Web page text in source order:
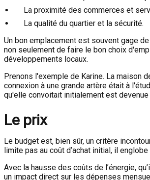
La proximité des commerces et
La qualité du quartier et la sécurité.
Un bon emplacement est souvent gage
non seulement de faire le bon choix
développements locaux.
Prenons l'exemple de Karine. La maison
connexion à une grande artère était à
qu'elle convoitait initialement est
Le prix
Le budget est, bien sûr, un critère
limite pas au coût d’achat initial, il
Avec la hausse des coûts de l’énergie,
un impact direct sur les dépenses